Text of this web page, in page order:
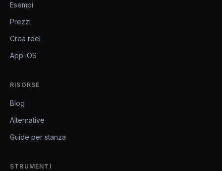
Esempi
Prezzi
Crea reel
App iOS
RISORSE
Blog
Alternative
Guide per stanza
STRUMENTI